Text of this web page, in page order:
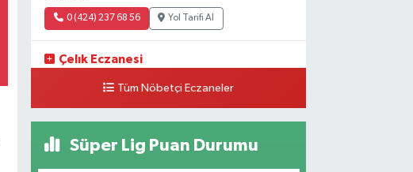
0 (424) 237 68 56 Yol Tarifi Al
Çelık Eczanesi
MAH. 19730 SOK. NO:6 A
Tanrıverdı Eczanesi
Tüm Nöbetçi Eczaneler
Süper Lig Puan Durumu